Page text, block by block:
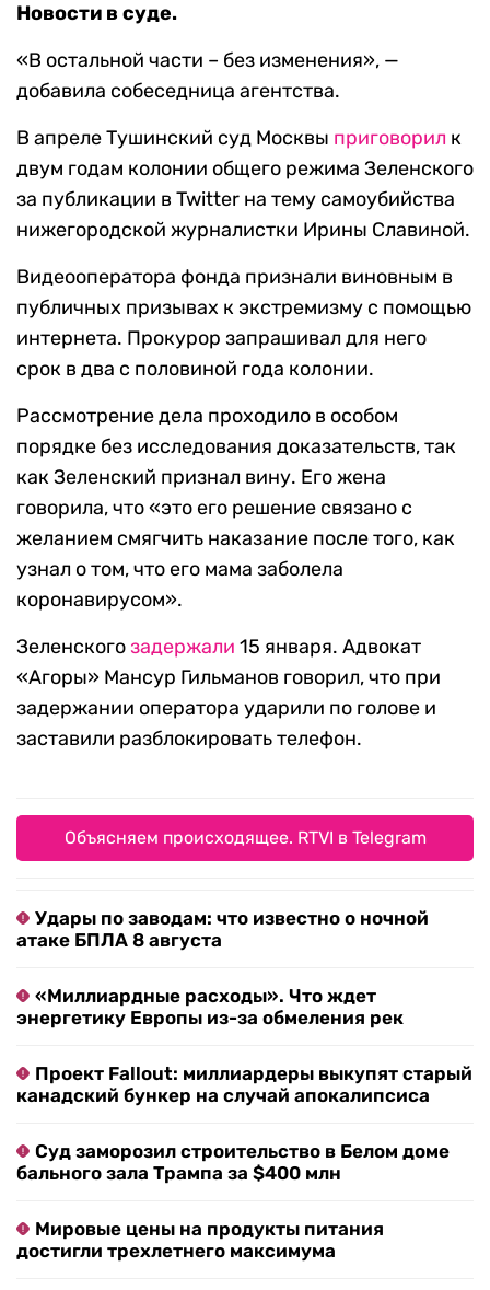
Новости в суде.
«В остальной части – без изменения», —
добавила собеседница агентства.
В апреле Тушинский суд Москвы приговорил к
двум годам колонии общего режима Зеленского
за публикации в Twitter на тему самоубийства
нижегородской журналистки Ирины Славиной.
Видеооператора фонда признали виновным в
публичных призывах к экстремизму с помощью
интернета. Прокурор запрашивал для него
срок в два с половиной года колонии.
Рассмотрение дела проходило в особом
порядке без исследования доказательств, так
как Зеленский признал вину. Его жена
говорила, что «это его решение связано с
желанием смягчить наказание после того, как
узнал о том, что его мама заболела
коронавирусом».
Зеленскогозадержали 15 января. Адвокат
«Агоры» Мансур Гильманов говорил, что при
задержании оператора ударили по голове и
заставили разблокировать телефон.
Объясняем происходящее. RTVI в Telegram
Удары по заводам: что известно о ночной
атаке БПЛА 8 августа
«Миллиардные расходы». Что ждет
энергетику Европы из-за обмеления рек
Проект Fallout: миллиардеры выкупят старый
канадский бункер на случай апокалипсиса
Суд заморозил строительство в Белом доме
бального зала Трампа за $400 млн
Мировые цены на продукты питания
достигли трехлетнего максимума